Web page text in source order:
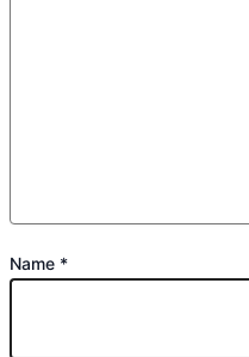
Name *